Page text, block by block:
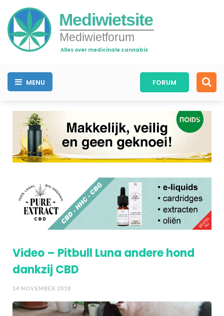
Mediwietsite
Mediwietforum
Alles over medicinale cannabis
MENU FORUM
Video – Pitbull Luna andere hond
dankzij CBD
14 NOVEMBER 2018